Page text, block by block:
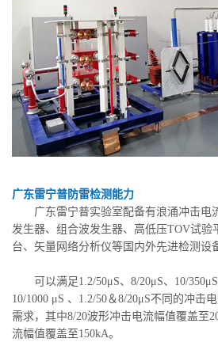
广东雷宁普防雷检测能力
广东雷宁普实验室配备有浪涌冲击电
发生器、组合波发生器、高低压TOV试验
台、矢量网络分析仪等国内外先进检测设
可以满足1.2/50μS、8/20μS、10/
10/1000 μS 、1.2/50＆8/20μS不同的冲击
需求，其中8/20波形冲击电流幅值覆盖至
流幅值覆盖至150kA。